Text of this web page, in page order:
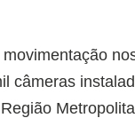
câmeras